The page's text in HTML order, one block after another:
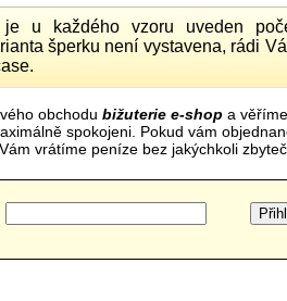
je u každého vzoru uveden
šperku není vystavena, rádi
obchodu bižuterie e-shop a
spokojeni. Pokud vám
vrátíme peníze bez jakýchkoli